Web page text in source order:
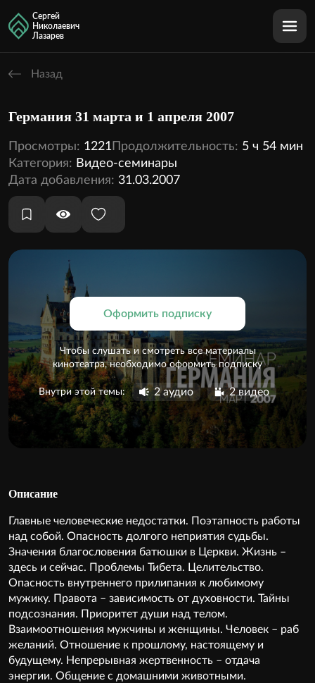
Сергей
Николаевич
Лазарев
Назад
Германия 31 марта и 1 апреля 2007
Просмотры: 1221Продолжительность: 5 ч 54 мин
Категория: Видео-семинары
Дата добавления: 31.03.2007
Оформить подписку
Чтобы слушать и смотреть все материалы
кинотеатра, необходимо оформить подписку
Внутри этой темы: 2 аудио 2 видео
Описание
Главные человеческие недостатки. Поэтапность работы
над собой. Опасность долгого неприятия судьбы.
Значения благословения батюшки в Церкви. Жизнь –
здесь и сейчас. Проблемы Тибета. Целительство.
Опасность внутреннего прилипания к любимому
мужику. Правота – зависимость от духовности. Тайны
подсознания. Приоритет души над телом.
Взаимоотношения мужчины и женщины. Человек – раб
желаний. Отношение к прошлому, настоящему и
будущему. Непрерывная жертвенность – отдача
энергии. Общение с домашними животными.